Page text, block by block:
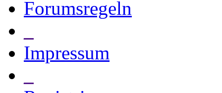
Forumsregeln
Impressum